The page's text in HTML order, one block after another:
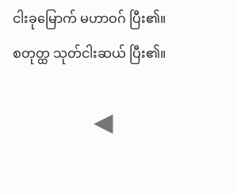
ငါးခုမြောက် မဟာဝဂ် ပြီး၏။
စတုတ္ထ သုတ်ငါးဆယ် ပြီး၏။
◀